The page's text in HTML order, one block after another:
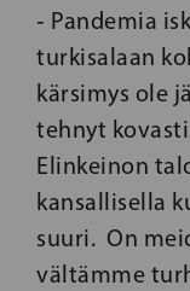
‑ Pandemia
turkisalaan
kärsimys ole
tehnyt
Elinkeinon
kansallisella
suuri. On
vältämme